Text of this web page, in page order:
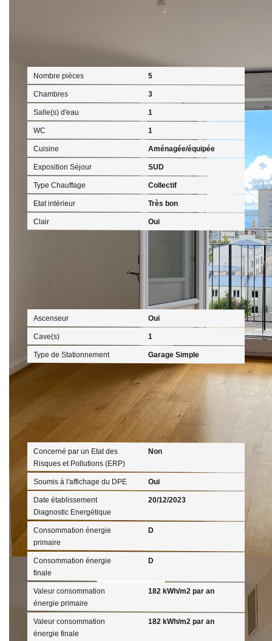
Nombre pièces 5
Chambres 3
Salle(s) d'eau 1
WC 1
Cuisine Aménagée/équipée
Exposition Séjour SUD
Type Chauffage Collectif
Etat intérieur Très bon
Clair Oui
Ascenseur Oui
Cave(s) 1
Type de Stationnement Garage Simple
Diagnostics
Concerné par un Etat des
Risques et Pollutions (ERP)
Non
Soumis à l'affichage du DPE Oui
Date établissement
Diagnostic Energétique
20/12/2023
Consommation énergie
primaire
D
Consommation énergie
finale
D
Valeur consommation
énergie primaire
182 kWh/m2 par an
Valeur consommation
énergie finale
182 kWh/m2 par an